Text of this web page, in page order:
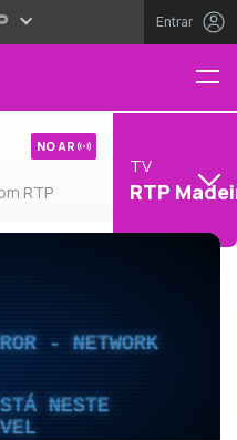
Entrar
RTP
NO AR
TV
RTP
- NETWORK
NESTE